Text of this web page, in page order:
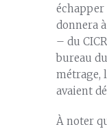
échapper
donnera
– du
bureau
métrage,
avaient
À noter